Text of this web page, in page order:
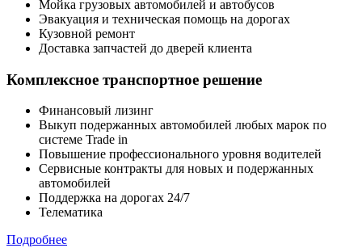
Мойка грузовых автомобилей и автобусов
Эвакуация и техническая помощь на дорогах
Кузовной ремонт
Доставка запчастей до дверей клиента
Комплексное транспортное решение
Финансовый лизинг
Выкуп подержанных автомобилей любых марок по
системе Trade in
Повышение профессионального уровня водителей
Сервисные контракты для новых и подержанных
автомобилей
Поддержка на дорогах 24/7
Телематика
Подробнее